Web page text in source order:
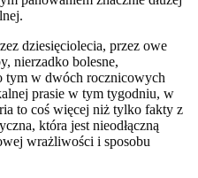
dziesięciolecia, przez owe
nierzadko bolesne,
tym w dwóch rocznicowych
prasie w tym tygodniu, w
to coś więcej niż tylko fakty z
która jest nieodłączną
wrażliwości i sposobu